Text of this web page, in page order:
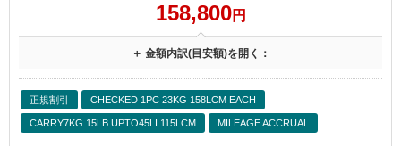
158,800円
＋ 金額内訳(目安額)を開く：
正規割引 CHECKED 1PC 23KG 158LCM EACH
CARRY7KG 15LB UPTO45LI 115LCM MILEAGE ACCRUAL